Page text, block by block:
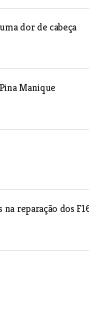
dor de cabeça
Manique
reparação dos